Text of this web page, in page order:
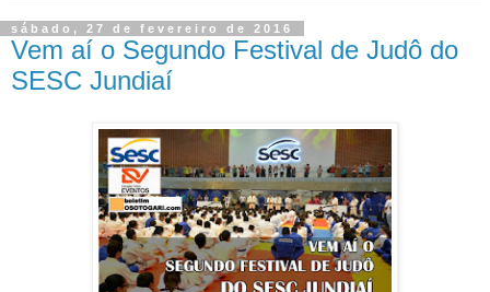
sábado, 27 de fevereiro de 2016
Vem aí o Segundo Festival de Judô do
SESC Jundiaí